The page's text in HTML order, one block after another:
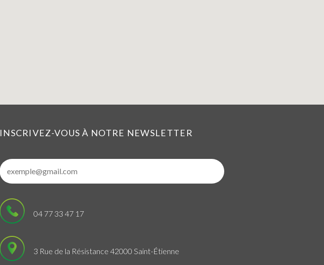
INSCRIVEZ-VOUS À NOTRE NEWSLETTER
04 77 33 47 17
3 Rue de la Résistance 42000 Saint-Étienne